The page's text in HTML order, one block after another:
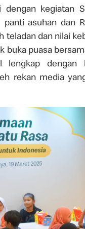
kegiatan
asuhan dan
teladan dan nilai
puasa
dengan
rekan media